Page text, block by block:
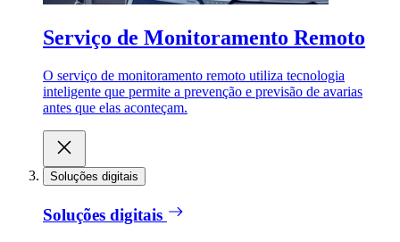
Serviço de Monitoramento Remoto
O serviço de monitoramento remoto utiliza tecnologia
inteligente que permite a prevenção e previsão de avarias
antes que elas aconteçam.
Soluções digitais
Soluções digitais